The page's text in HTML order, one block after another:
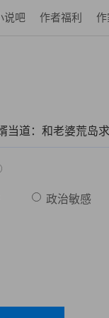
说吧 作者福利 作
当道：和老婆荒
政治敏感